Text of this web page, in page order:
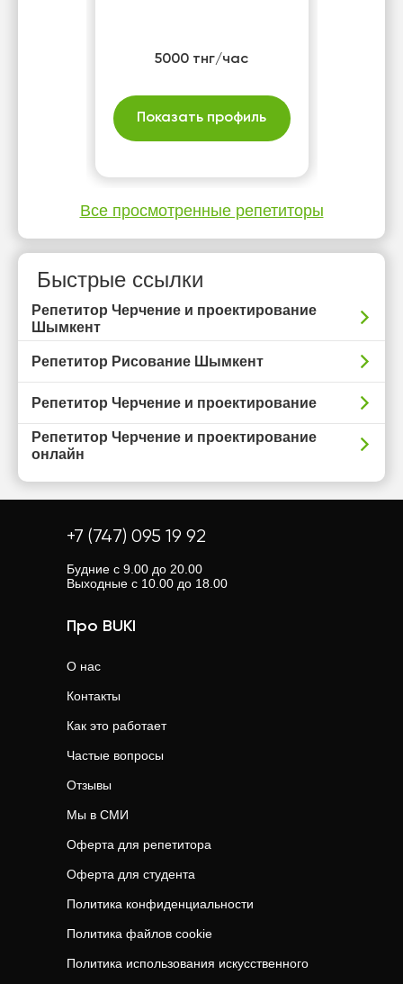
5000 тнг/час
Показать профиль
Все просмотренные репетиторы
Быстрые ссылки
Репетитор Черчение и проектирование
Шымкент
Репетитор Рисование Шымкент
Репетитор Черчение и проектирование
Репетитор Черчение и проектирование
онлайн
+7 (747) 095 19 92
Будние с 9.00 до 20.00
Выходные с 10.00 до 18.00
Про BUKI
О нас
Контакты
Как это работает
Частые вопросы
Отзывы
Мы в СМИ
Оферта для репетитора
Оферта для студента
Политика конфиденциальности
Политика файлов cookie
Политика использования искусственного